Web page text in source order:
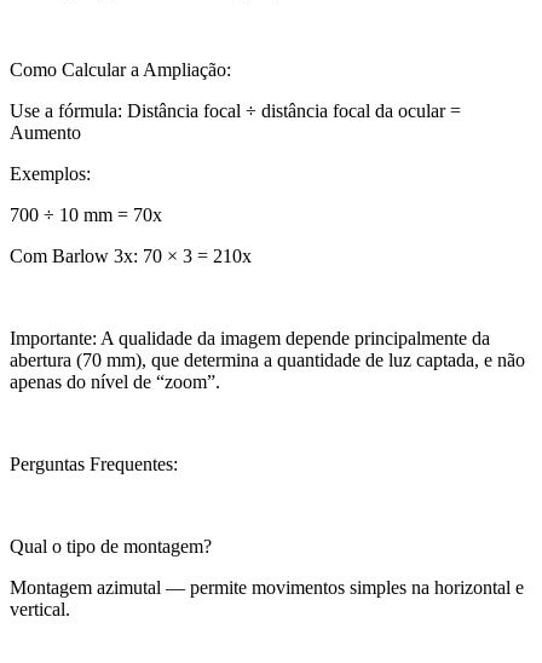
Como Calcular a Ampliação:
Use a fórmula: Distância focal ÷ distância focal da ocular =
Aumento
Exemplos:
700 ÷ 10 mm = 70x
Com Barlow 3x: 70 × 3 = 210x
Importante: A qualidade da imagem depende principalmente da
abertura (70 mm), que determina a quantidade de luz captada, e não
apenas do nível de “zoom”.
Perguntas Frequentes:
Qual o tipo de montagem?
Montagem azimutal — permite movimentos simples na horizontal e
vertical.